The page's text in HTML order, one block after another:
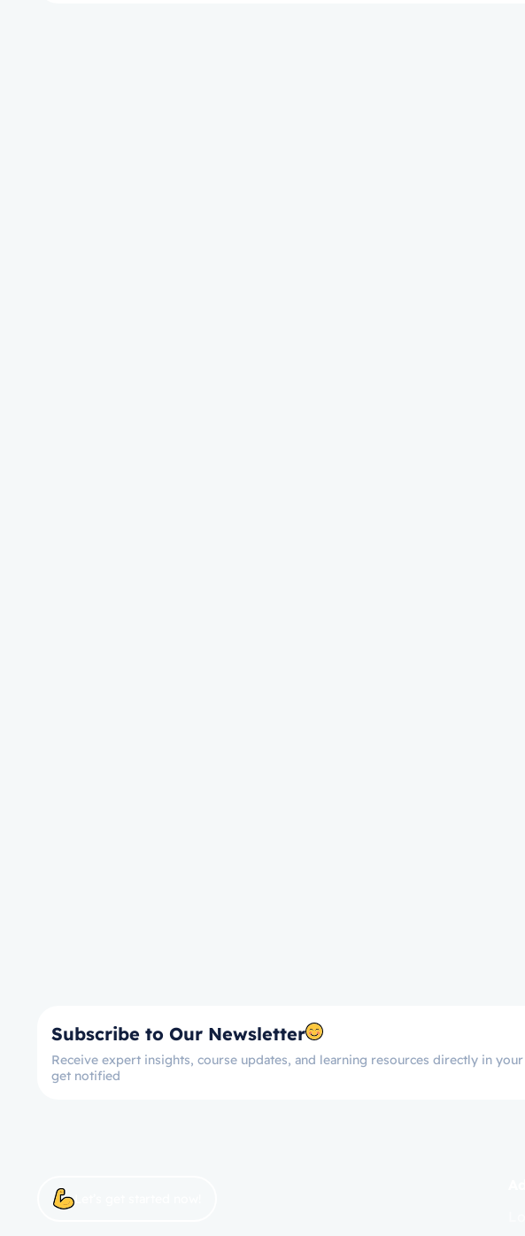
Subscribe to Our Newsletter
Receive expert insights, course updates, and learning resources directly in
get notified
Let’s get started now!